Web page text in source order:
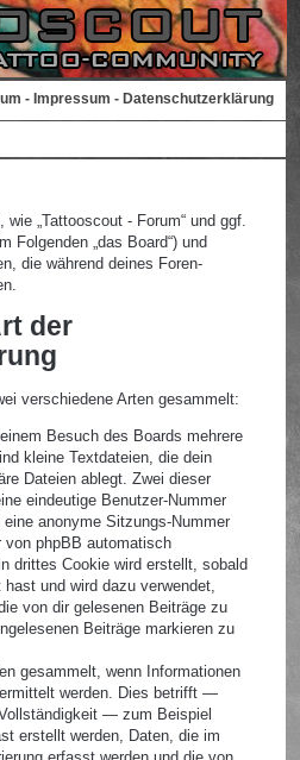
- Impressum - Datenschutzerklärung
„Tattooscout - Forum“ und ggf.
Folgenden „das Board“) und
die während deines Foren-
der
verschiedene Arten gesammelt:
Besuch des Boards mehrere
kleine Textdateien, die dein
Dateien ablegt. Zwei dieser
eindeutige Benutzer-Nummer
anonyme Sitzungs-Nummer
von phpBB automatisch
drittes Cookie wird erstellt, sobald
und wird dazu verwendet,
von dir gelesenen Beiträge zu
Beiträge markieren zu
gesammelt, wenn Informationen
werden. Dies betrifft —
— zum Beispiel
erstellt werden, Daten, die im